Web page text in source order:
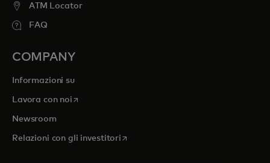
ATM Locator
FAQ
COMPANY
Informazioni su
Lavora con noi si apre in una nuova scheda
Newsroom
Relazioni con gli investitorisi apre in una nuova scheda